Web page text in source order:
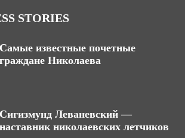
STORIES
Самые известные почетные
граждане Николаева
Сигизмунд Леваневский —
наставник николаевских летчиков